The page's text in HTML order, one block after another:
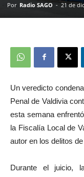
Por Radio SAGO - 21 de
Un veredicto
Penal de Valdivia
esta semana
la Fiscalía Local de
autor en los delitos
Durante el juicio,